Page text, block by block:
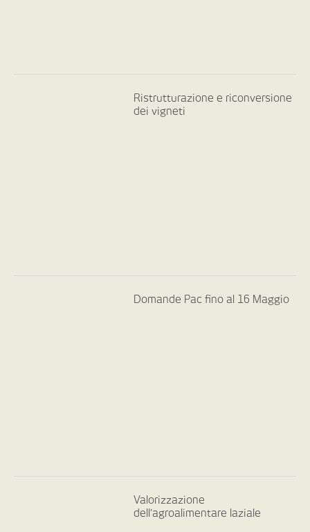
Ristrutturazione e riconversione
dei vigneti
Domande Pac fino al 16 Maggio
Valorizzazione
dell’agroalimentare laziale